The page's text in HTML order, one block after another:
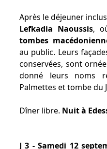
Après le déjeuner
Lefkadia Naoussis,
tombes
au public. Leurs
conservées, sont
donné leurs noms
Palmettes et tombe du
Dîner libre. Nuit à
J 3 - Samedi 12